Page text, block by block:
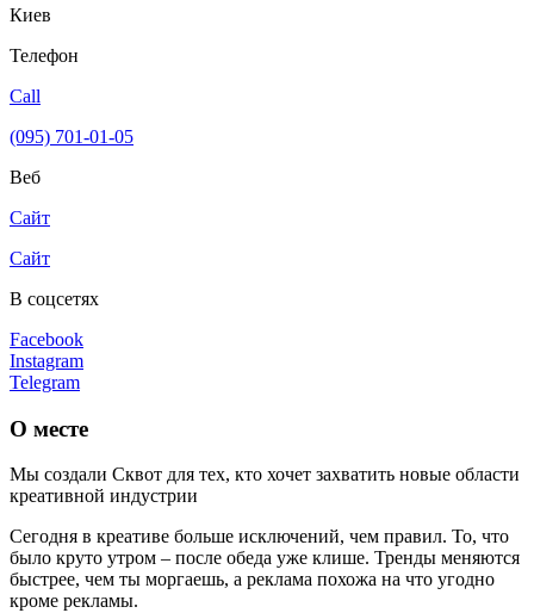
Киев
Телефон
Call
(095) 701-01-05
Веб
Сайт
Сайт
В соцсетях
Facebook
Instagram
Telegram
О месте
Мы создали Сквот для тех, кто хочет захватить новые области
креативной индустрии
Сегодня в креативе больше исключений, чем правил. То, что
было круто утром – после обеда уже клише. Тренды меняются
быстрее, чем ты моргаешь, а реклама похожа на что угодно
кроме рекламы.